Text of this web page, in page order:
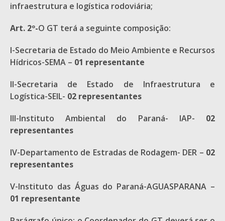
infraestrutura e logística rodoviária;
Art. 2º-O GT terá a seguinte composição:
I-Secretaria de Estado do Meio Ambiente e Recursos
Hídricos-SEMA – 01 representante
II-Secretaria de Estado de Infraestrutura e
Logística-SEIL- 02 representantes
III-Instituto Ambiental do Paraná- IAP- 02
representantes
IV-Departamento de Estradas de Rodagem- DER – 02
representantes
V-Instituto das Águas do Paraná-AGUASPARANA –
01 representante